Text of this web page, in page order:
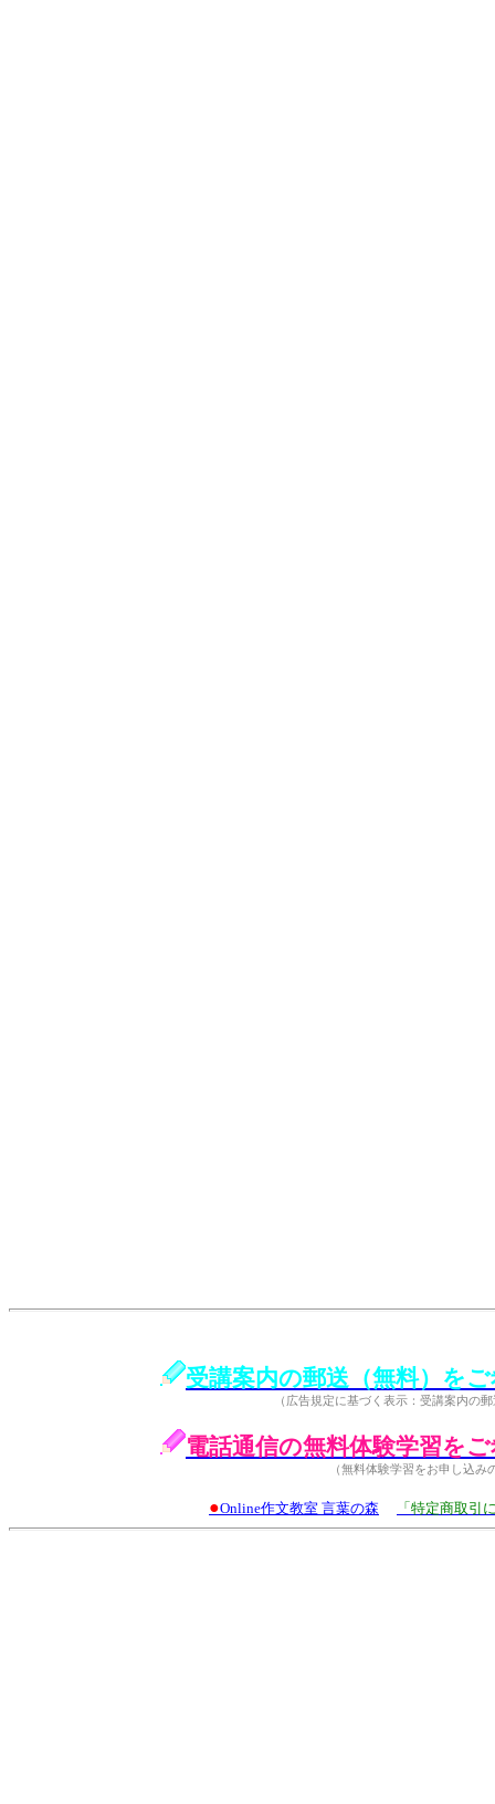
受講案内の郵送（無料）を
（広告規定に基づく表示：受講案内の
電話通信の無料体験学習を
（無料体験学習をお申し込
●Online作文教室 言葉の森 「特定商取引